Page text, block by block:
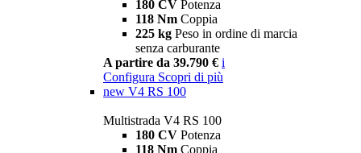
180 CV Potenza
118 Nm Coppia
225 kg Peso in ordine di marcia
senza carburante
A partire da 39.790 € i
Configura Scopri di più
new V4 RS 100
Multistrada V4 RS 100
180 CV Potenza
118 Nm Coppia